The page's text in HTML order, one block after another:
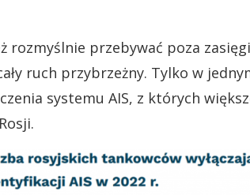
rozmyślnie przebywać poza
ruch przybrzeżny. Tylko w
systemu AIS, z których